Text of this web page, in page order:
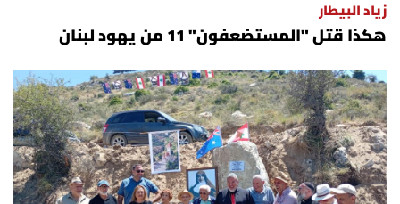
زياد البيطار
هكذا قتل "المستضعفون" 11 من يهود لبنان